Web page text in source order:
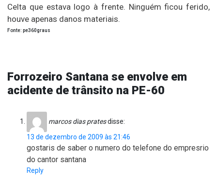
Celta que estava logo à frente. Ninguém ficou ferido,
houve apenas danos materiais.
Fonte: pe360graus
Forrozeiro Santana se envolve em
acidente de trânsito na PE-60
marcos dias pratesdisse:
13 de dezembro de 2009 às 21:46
gostaris de saber o numero do telefone do empresrio
do cantor santana
Reply